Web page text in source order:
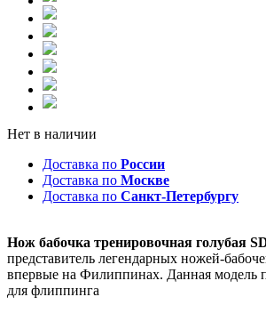
Нет в наличии
Доставка по России
Доставка по Москве
Доставка по Санкт-Петербургу
Нож бабочка тренировочная голубая
представитель легендарных ножей-
впервые на Филиппинах. Данная модель
для флиппинга